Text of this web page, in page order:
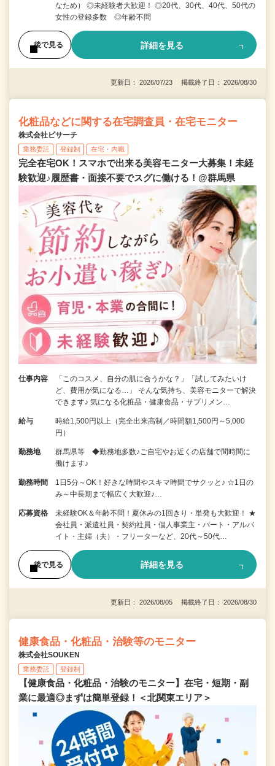
なため） ◎未経験者大歓迎！ ◎20代、30代、40代、50代の
女性の登録多数 ◎年齢不問
後で見る 詳細を見る
更新日： 2026/07/23 掲載終了日： 2026/08/30
化粧品などに関する在宅調査員・在宅モニター
株式会社ビサーチ
業務委託 登録制 在宅・内職
完全在宅OK！スマホで出来る美容モニター大募集！未経
験歓迎♪履歴書・面接不要でスグに働ける！@群馬県
仕事内容
「このコスメ、自分の肌に合うかな？」「試してみたいけ
ど、費用が気になる…」 そんな気持ち、美容モニターで解決
できます♪ 気になる化粧品・健康食品・サプリメン…
給与
時給1,500円以上（完全出来高制／時間額1,500円～5,000
円）
勤務地
群馬県等 ◆勤務地多数♪ご自宅やお近くの店舗で間時間に
働けます♪
勤務時間
1日5分～OK！好きな時間やスキマ時間でサクッと♪ ☆1日の
み～中長期まで幅広く大歓迎♪…
応募資格
未経験OK＆年齢不問！夏休みの1回きり・単発も大歓迎！ ★
会社員・派遣社員・契約社員・個人事業主・パート・アルバ
イト・主婦（夫）・フリーターなど、20代～50代…
後で見る 詳細を見る
更新日： 2026/08/05 掲載終了日： 2026/08/30
健康食品・化粧品・治験等のモニター
株式会社SOUKEN
業務委託 登録制
【健康食品・化粧品・治験のモニター】在宅・短期・副
業に最適◎まずは簡単登録！＜北関東エリア＞